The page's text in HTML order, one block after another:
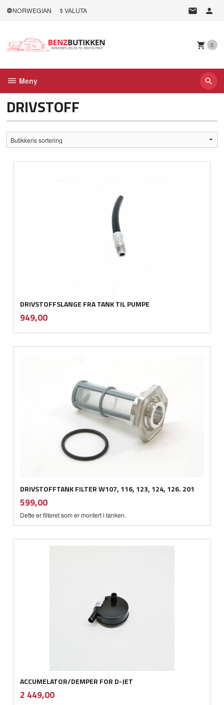
NORWEGIAN VALUTA
0
Meny
DRIVSTOFF
DRIVSTOFFSLANGE FRA TANK TIL PUMPE
Pris
949,00mva.
DRIVSTOFFTANK FILTER W107, 116, 123, 124, 126. 201
Pris
599,00mva.
Dette er filteret som er montert i tanken.
ACCUMELATOR/DEMPER FOR D-JET
Pris
2 449,00mva.